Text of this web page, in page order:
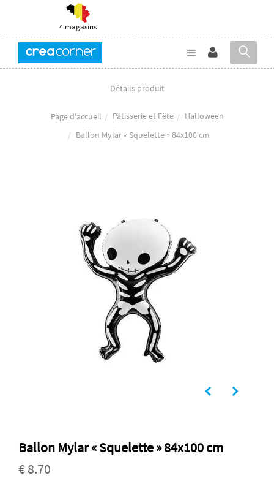
4 magasins
Détails produit
Page d'accueil Pâtisserie et Fête
Halloween
Ballon Mylar « Squelette » 84x100 cm
Ballon Mylar « Squelette » 84x100 cm
€ 8.70